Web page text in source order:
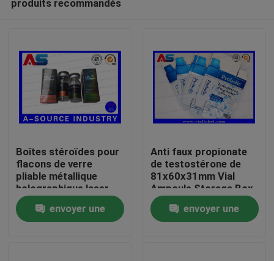
Maison
Produits
produits recommandés
Boîtes stéroïdes pour
flacons de verre
pliable métallique
holographique laser
Étiquette des boîtes
pharmaceutiques
envoyer une
Anti faux propionate
de testostérone de
81x60x31mm Vial
Ampoule Storage Box
For 1ml
envoyer une